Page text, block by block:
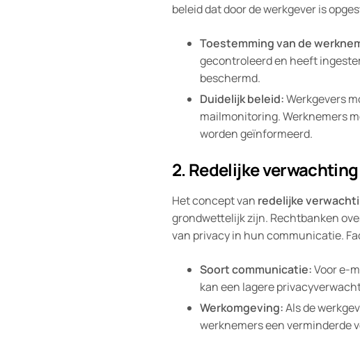
beleid dat door de werkgever is
Toestemming van de
gecontroleerd en heeft
beschermd.
Duidelijk beleid:Werkgevers
mailmonitoring. Werknemers
worden geïnformeerd.
2. Redelijke
Het concept van redelijke
grondwettelijk zijn. Rechtbanken
van privacy in hun communicatie.
Soort communicatie:Voor e-
kan een lagere
Werkomgeving:Als de
werknemers een verminderde